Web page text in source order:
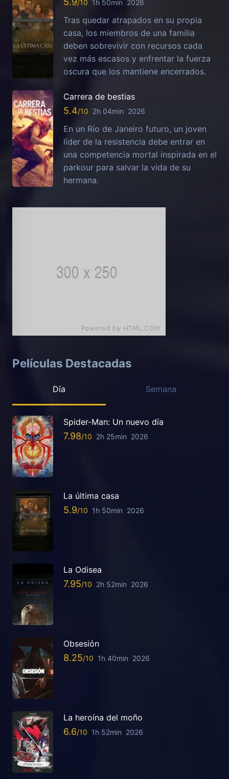
1h 50min 2026
Tras quedar atrapados en su propia
casa, los miembros de una familia
deben sobrevivir con recursos cada
vez más escasos y enfrentar la fuerza
oscura que los mantiene encerrados.
Carrera de bestias
5.4 2h 04min 2026
En un Río de Janeiro futuro, un joven
líder de la resistencia debe entrar en
una competencia mortal inspirada en el
parkour para salvar la vida de su
hermana.
Películas Destacadas
Día Semana
Spider-Man: Un nuevo día
7.98 2h 25min 2026
La última casa
5.9 1h 50min 2026
La Odisea
7.95 2h 52min 2026
Obsesión
8.25 1h 40min 2026
La heroína del moño
6.6 1h 52min 2026